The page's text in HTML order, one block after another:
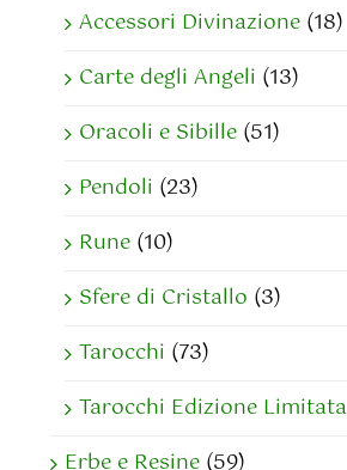
Accessori Divinazione (18)
Carte degli Angeli (13)
Oracoli e Sibille (51)
Pendoli (23)
Rune (10)
Sfere di Cristallo (3)
Tarocchi (73)
Tarocchi Edizione Limitata